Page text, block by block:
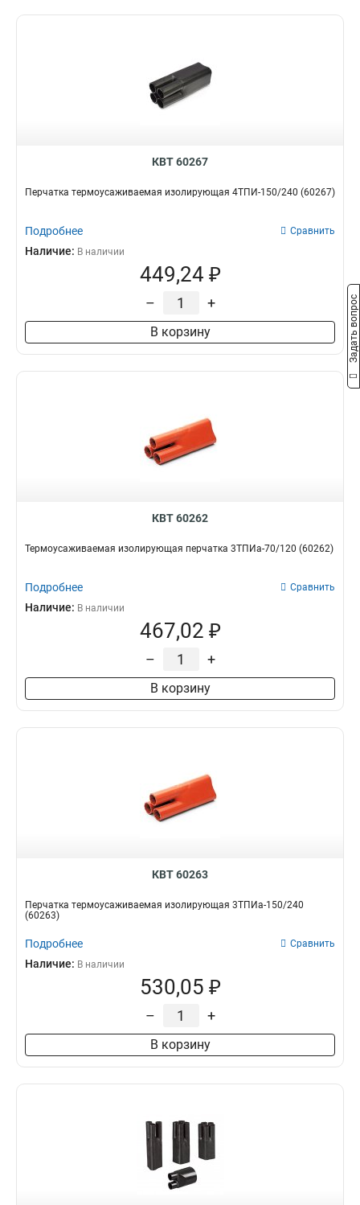
КВТ 60267
Перчатка термоусаживаемая изолирующая 4ТПИ-150/240 (60267)
Подробнее Сравнить
Наличие: В наличии
449,24 ₽
– +
В корзину
КВТ 60262
Термоусаживаемая изолирующая перчатка 3ТПИа-70/120 (60262)
Подробнее Сравнить
Наличие: В наличии
467,02 ₽
– +
В корзину
КВТ 60263
Перчатка термоусаживаемая изолирующая 3ТПИа-150/240
(60263)
Подробнее Сравнить
Наличие: В наличии
530,05 ₽
– +
В корзину
Задать вопрос